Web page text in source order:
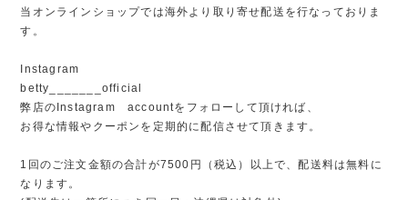
当オンラインショップでは海外より取り寄せ配送を行なっておりま
す。
Instagram
betty_______official
弊店のInstagram accountをフォローして頂ければ、
お得な情報やクーポンを定期的に配信させて頂きます。
1回のご注文金額の合計が7500円（税込）以上で、配送料は無料に
なります。